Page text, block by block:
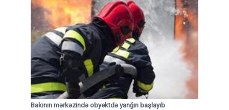
Bakının mərkəzində obyektdə yanğın başlayıb